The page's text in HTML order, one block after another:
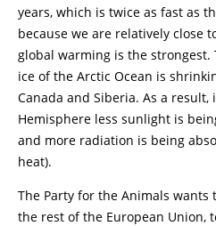
years, which is twice as fast as
because we are relatively close
global warming is the strongest.
ice of the Arctic Ocean is
Canada and Siberia. As a
Hemisphere less sunlight is
and more radiation is being
heat).
The Party for the Animals
the rest of the European Union,